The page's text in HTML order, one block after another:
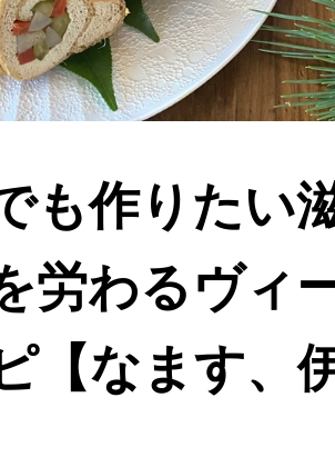
も作りたい
労わるヴィ
【なます、